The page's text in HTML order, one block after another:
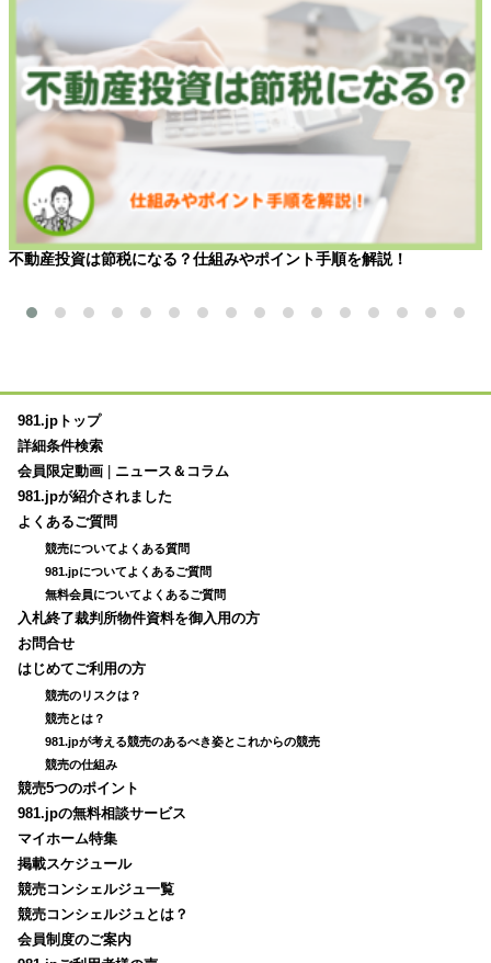
不動産投資は節税になる？仕組みやポイント手順を解説！
981.jpトップ
詳細条件検索
会員限定動画
ニュース＆コラム
981.jpが紹介されました
よくあるご質問
競売についてよくある質問
981.jpについてよくあるご質問
無料会員についてよくあるご質問
入札終了裁判所物件資料を御入用の方
お問合せ
はじめてご利用の方
競売のリスクは？
競売とは？
981.jpが考える競売のあるべき姿とこれからの競売
競売の仕組み
競売5つのポイント
981.jpの無料相談サービス
マイホーム特集
掲載スケジュール
競売コンシェルジュ一覧
競売コンシェルジュとは？
会員制度のご案内